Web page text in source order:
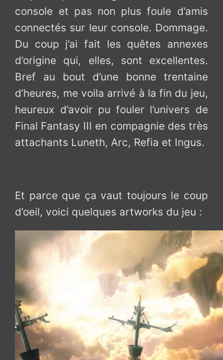
console et pas non plus foule d’amis
connectés sur leur console. Dommage.
Du coup j’ai fait les quêtes annexes
d’origine qui, elles, sont excellentes.
Bref au bout d’une bonne trentaine
d’heures, me voila arrivé à la fin du jeu,
heureux d’avoir pu fouler l’univers de
Final Fantasy III en compagnie des très
attachants Luneth, Arc, Refia et Ingus.
Et parce que ça vaut toujours le coup
d’oeil, voici quelques artworks du jeu :